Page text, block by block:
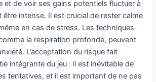
et de voir ses gains potentiels fluctuer à
être intense. Il est crucial de rester calme
en cas de stress. Les techniques
la respiration profonde, peuvent
L’acceptation du risque fait
intégrante du jeu : il est inévitable de
tentatives, et il est important de ne pas